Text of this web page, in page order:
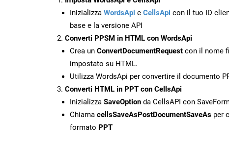
Inizializza WordsApi e CellsApi con il tuo ID
base e la versione API
Converti PPSM in HTML con WordsApi
Crea un ConvertDocumentRequest con il nome
impostato su HTML.
Utilizza WordsApi per convertire il documento
Converti HTML in PPT con CellsApi
Inizializza SaveOption da CellsAPI con
Chiama cellsSaveAsPostDocumentSaveAs per
formato PPT